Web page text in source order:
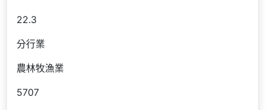
22.3
分行業
農林牧漁業
5707